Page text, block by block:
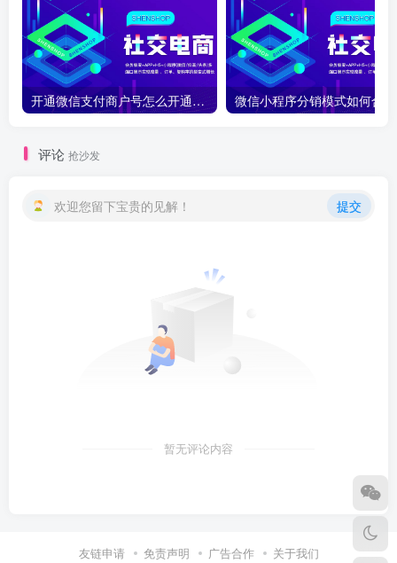
开通微信支付商户号怎么开通？开通微信支付商户号详细教程
评论 抢沙发
欢迎您留下宝贵的见解！ 提交
暂无评论内容
友链申请 免责声明 广告合作 关于我们